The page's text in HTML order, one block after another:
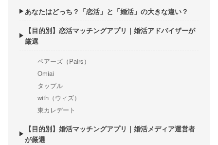
あなたはどっち？「恋活」と「婚活」の大きな違い？
【目的別】恋活マッチングアプリ｜婚活アドバイザーが
厳選
ペアーズ（Pairs）
Omiai
タップル
with（ウィズ）
東カレデート
【目的別】婚活マッチングアプリ｜婚活メディア運営者
が厳選